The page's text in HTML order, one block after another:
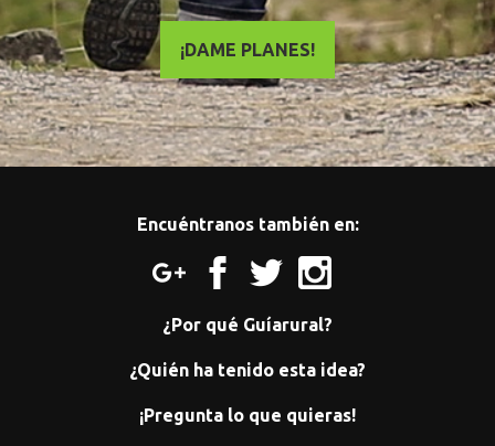
¡DAME PLANES!
Encuéntranos también en:
¿Por qué Guíarural?
¿Quién ha tenido esta idea?
¡Pregunta lo que quieras!